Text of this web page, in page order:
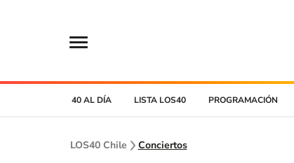
40 AL DÍA LISTA LOS40 PROGRAMACIÓN
LOS40 Chile Conciertos